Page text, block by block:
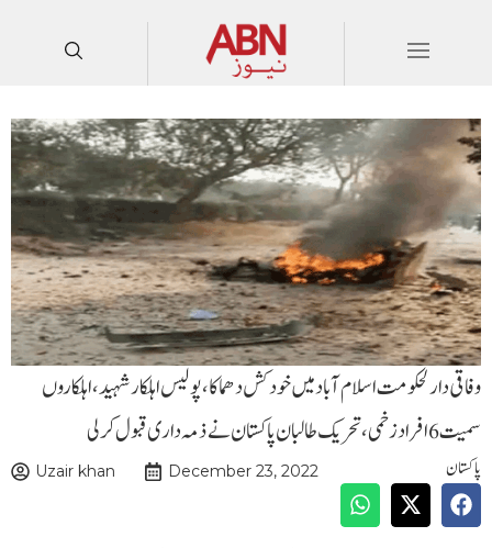
وفاقی دارلحکومت اسلام آباد میں خودکش دھماکا، پولیس اہلکار شہید،اہلکاروں
سمیت 6 افراد زخمی، تحریک طالبان پاکستان نے ذمہ داری قبول کر لی
پاکستان Uzair khan December 23, 2022